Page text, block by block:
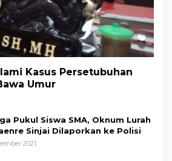
Kasus Persetubuhan
Umur
Pukul Siswa SMA, Oknum Lurah
Sinjai Dilaporkan ke Polisi
2021